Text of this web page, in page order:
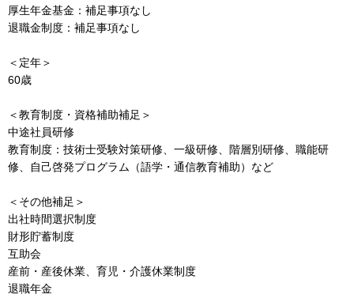
厚生年金基金：補足事項なし
退職金制度：補足事項なし
＜定年＞
60歳
＜教育制度・資格補助補足＞
中途社員研修
教育制度：技術士受験対策研修、一級研修、階層別研修、職能研
修、自己啓発プログラム（語学・通信教育補助）など
＜その他補足＞
出社時間選択制度
財形貯蓄制度
互助会
産前・産後休業、育児・介護休業制度
退職年金